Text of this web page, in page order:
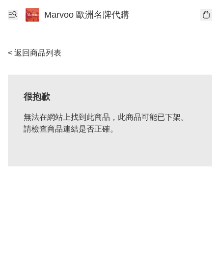
Marvoo 歐洲名牌代購
< 返回商品列表
很抱歉
無法在網站上找到此商品，此商品可能已下架。
請檢查商品連結是否正確。